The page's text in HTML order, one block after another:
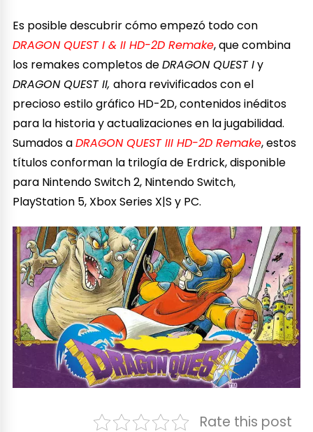
Es posible descubrir cómo empezó todo con
DRAGON QUEST I & II HD-2D Remake, que combina
los remakes completos deDRAGON QUEST Iy
DRAGON QUEST II,ahora revivificados con el
precioso estilo gráfico HD-2D, contenidos inéditos
para la historia y actualizaciones en la jugabilidad.
Sumados aDRAGON QUEST III HD-2D Remake, estos
títulos conforman la trilogía de Erdrick, disponible
para Nintendo Switch 2, Nintendo Switch,
PlayStation 5, Xbox Series X|S y PC.
Rate this post